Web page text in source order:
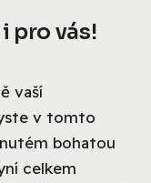
pro vás!
vaší
v tomto
bohatou
celkem